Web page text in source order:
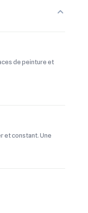
de peinture et
et constant. Une